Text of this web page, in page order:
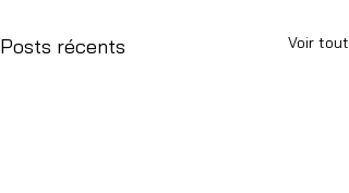
Posts récents Voir tout